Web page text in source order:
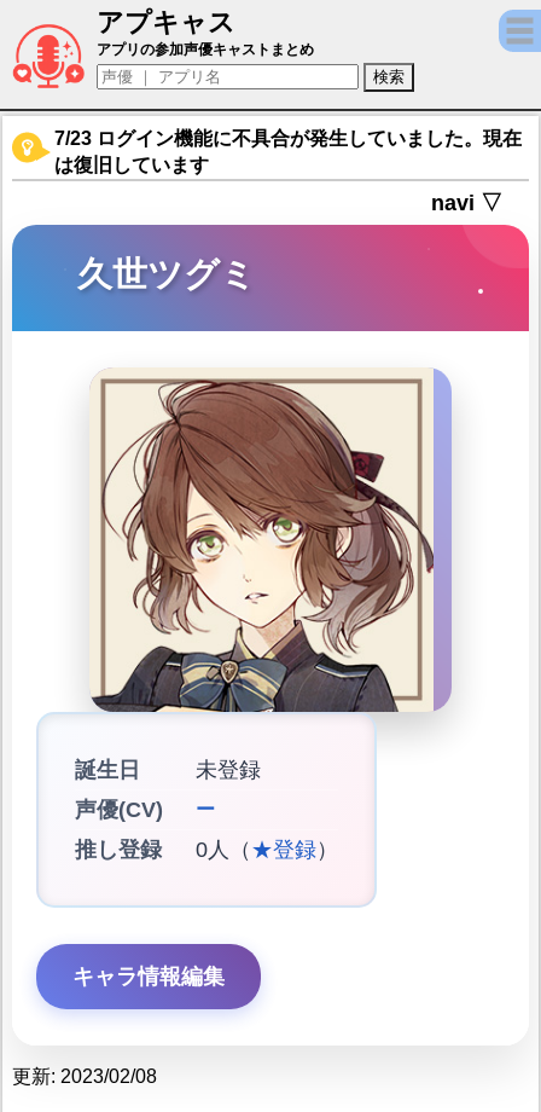
アプキャス
久世ツグミ（声優：ー)【ニル・アドミラリ
アプリの参加声優キャストまとめ
7/23 ログイン機能に不具合が発生していました。現在
は復旧しています
navi ▽
久世ツグミ
誕生日
未登録
声優(CV)
ー
推し登録 0人（ ★登録）
キャラ情報編集
更新: 2023/02/08